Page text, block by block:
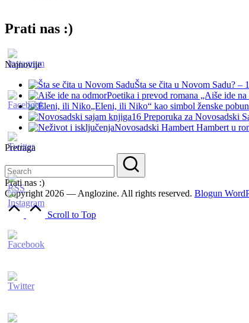
Prati nas :)
Najnovije
Šta se čita u Novom Sadu?
Poetika i prevod romana „Aiše ide
„Eleni, ili Niko“ kao simbol ženske
16 Preporuka za Novosadski
Novosadski Hambert Hambert u
Pretraga
Prati nas :)
Copyright 2026 — Anglozine. All rights reserved. Blogun
Scroll to Top